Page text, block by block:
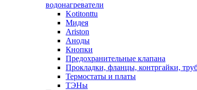
водонагреватели
Kotitonttu
Мидея
Ariston
Аноды
Кнопки
Предохранительные клапана
Прокладки, фланцы, контргайки,
Термостаты и платы
ТЭНы